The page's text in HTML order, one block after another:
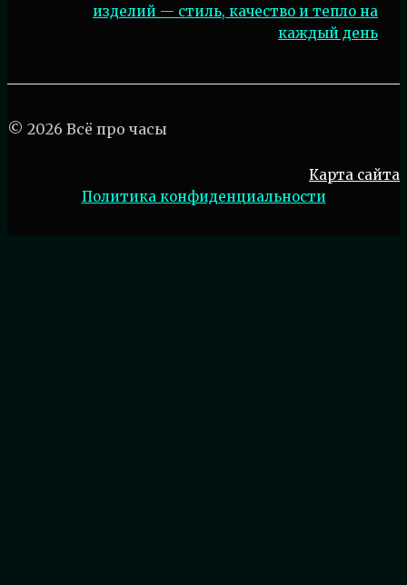
изделий — стиль, качество и тепло на
каждый день
© 2026 Всё про часы
Карта сайта
Политика конфиденциальности